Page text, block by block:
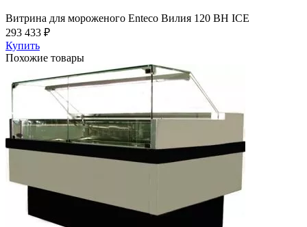
Витрина для мороженого Enteco Вилия 120 ВН ICE
293 433 ₽
Купить
Похожие товары